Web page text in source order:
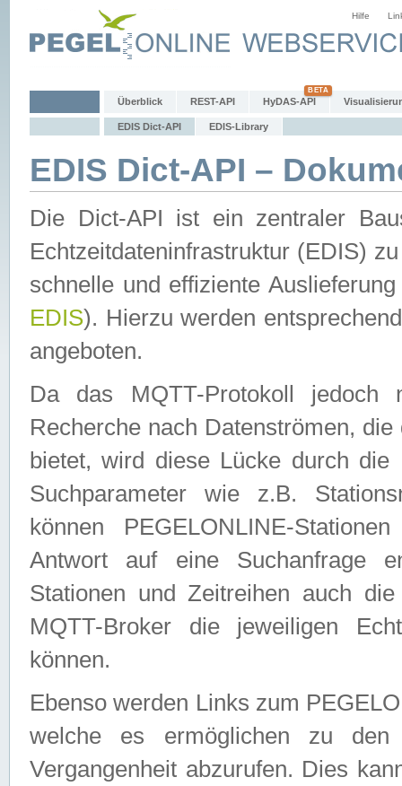
Hilfe
Überblick REST-API HyDAS-API
EDIS Dict-API EDIS-Library
EDIS Dict-API –
Die Dict-API ist ein zentraler
Echtzeitdateninfrastruktur (EDIS)
schnelle und effiziente
EDIS). Hierzu werden
angeboten.
Da das MQTT-Protokoll jedoch
Recherche nach Datenströmen,
bietet, wird diese Lücke durch die
Suchparameter wie z.B.
können PEGELONLINE-
Antwort auf eine Suchanfrage
Stationen und Zeitreihen auch
MQTT-Broker die jeweiligen
können.
Ebenso werden Links zum
welche es ermöglichen zu den
Vergangenheit abzurufen. Dies